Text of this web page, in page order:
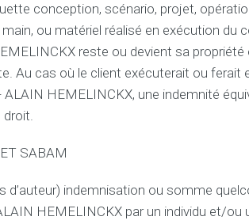
conception, scénario, projet,
ou matériel réalisé en exécution du
reste ou devient sa
Au cas où le client exécuterait ou ferait
ALAIN HEMELINCKX, une indemnité
droit.
SABAM
d’auteur) indemnisation ou somme
HEMELINCKX par un individu et/ou